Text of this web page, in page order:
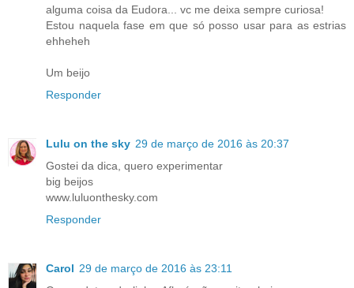
alguma coisa da Eudora... vc me deixa sempre curiosa!
Estou naquela fase em que só posso usar para as estrias
ehheheh
Um beijo
Responder
Lulu on the sky 29 de março de 2016 às 20:37
Gostei da dica, quero experimentar
big beijos
www.luluonthesky.com
Responder
Carol 29 de março de 2016 às 23:11